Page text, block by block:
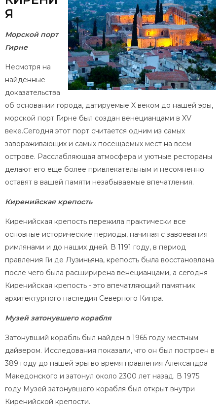
Я
Морской порт
Гирне
Несмотря на
найденные
доказательства
об основании города, датируемые X веком до нашей эры,
морской порт Гирне был создан венецианцами в XV
веке.Сегодня этот порт считается одним из самых
завораживающих и самых посещаемых мест на всем
острове. Расслабляющая атмосфера и уютные рестораны
делают его еще более привлекательным и несомненно
оставят в вашей памяти незабываемые впечатления.
Киренийская крепость
Киренийская крепость пережила практически все
основные исторические периоды, начиная с завоевания
римлянами и до наших дней. В 1191 году, в период
правления Ги де Лузиньяна, крепость была восстановлена
после чего была расширирена венецианцами, а сегодня
Киренийская крепость - это впечатляющий памятник
архитектурного наследия Северного Кипра.
Музей затонувшего корабля
Затонувший корабль был найден в 1965 году местным
дайвером. Исследования показали, что он был построен в
389 году до нашей эры во время правления Александра
Македонского и затонул около 2300 лет назад. В 1975
году Музей затонувшего корабля был открыт внутри
Киренийской крепости.